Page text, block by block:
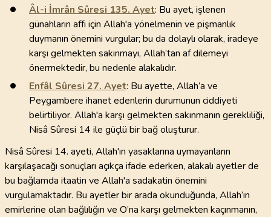
Âl-i İmrân Sûresi 135. Ayet: Bu ayet, işlenen
günahların affı için Allah'a yönelmenin ve pişmanlık
duymanın önemini vurgular; bu da dolaylı olarak, iradeye
karşı gelmekten sakınmayı, Allah’tan af dilemeyi
önermektedir, bu nedenle alakalıdır.
Enfâl Sûresi 27. Ayet: Bu ayette, Allah’a ve
Peygambere ihanet edenlerin durumunun ciddiyeti
belirtiliyor. Allah'a karşı gelmekten sakınmanın gerekliliği,
Nisâ Sûresi 14 ile güçlü bir bağ oluşturur.
Nisâ Sûresi 14. ayeti, Allah'ın yasaklarına uymayanların
karşılaşacağı sonuçları açıkça ifade ederken, alakalı ayetler de
bu bağlamda itaatin ve Allah'a sadakatin önemini
vurgulamaktadır. Bu ayetler bir arada okunduğunda, Allah’ın
emirlerine olan bağlılığın ve O’na karşı gelmekten kaçınmanın,